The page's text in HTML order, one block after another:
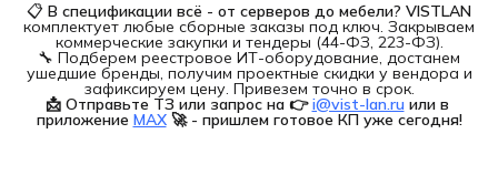
📋 В спецификации всё - от серверов до мебели? VISTLAN
комплектует любые сборные заказы под ключ. Закрываем
коммерческие закупки и тендеры (44-ФЗ, 223-ФЗ).
🔧 Подберем реестровое ИТ-оборудование, достанем
ушедшие бренды, получим проектные скидки у вендора и
зафиксируем цену. Привезем точно в срок.
📩 Отправьте ТЗ или запрос на 👉 i@vist-lan.ru или в
приложение MAX 🚀 - пришлем готовое КП уже сегодня!